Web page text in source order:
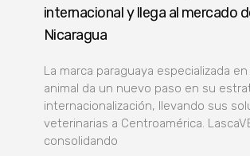
internacional y llega al mercado
Nicaragua
La marca paraguaya especializada
animal da un nuevo paso en su
internacionalización, llevando sus
veterinarias a Centroamérica.
consolidando